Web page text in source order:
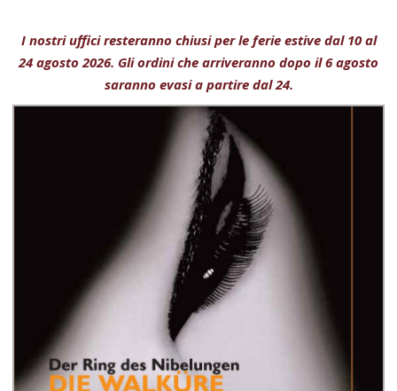
I nostri uffici resteranno chiusi per le ferie estive dal 10 al
24 agosto 2026. Gli ordini che arriveranno dopo il 6 agosto
saranno evasi a partire dal 24.